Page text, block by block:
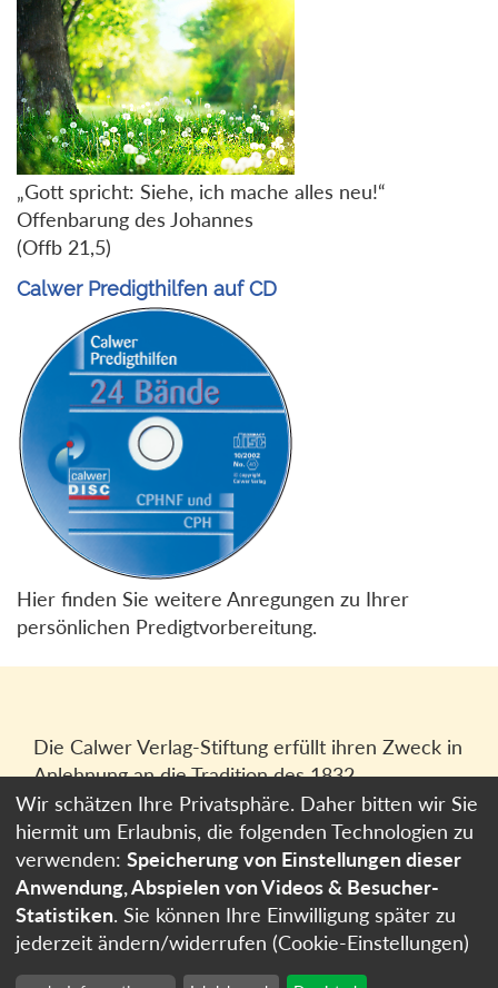
„Gott spricht: Siehe, ich mache alles neu!“
Offenbarung des Johannes
(Offb 21,5)
Calwer Predigthilfen auf CD
Hier finden Sie weitere Anregungen zu Ihrer
persönlichen Predigtvorbereitung.
Die Calwer Verlag-Stiftung erfüllt ihren Zweck in
Anlehnung an die Tradition des 1832
gegründeten Calwer Verlagsvereins, der
heutigen Calwer Verlag Bücher und Medien
GmbHin Stuttgart.
Impressum
Datenschutzerklärung
Cookie-Einstellungen
Wir schätzen Ihre Privatsphäre. Daher bitten wir Sie
hiermit um Erlaubnis, die folgenden Technologien zu
verwenden: Speicherung von Einstellungen dieser
Anwendung, Abspielen von Videos & Besucher-
Statistiken. Sie können Ihre Einwilligung später zu
jederzeit ändern/widerrufen (Cookie-Einstellungen)